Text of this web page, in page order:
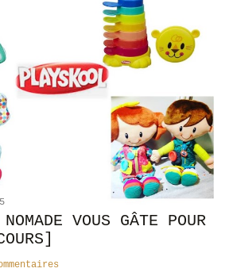
VOUS GÂTE POUR